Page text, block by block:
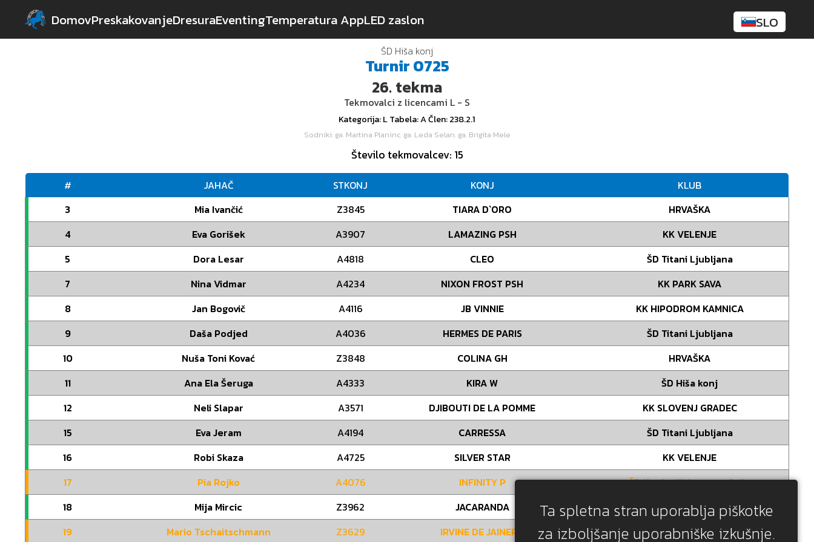
Ta spletna stran uporablja piškotke
za izboljšanje uporabniške izkušnje.
DomovPreskakovanjeDresuraEventingTemperatura AppLED zaslon SLO
ŠD Hiša konj
Turnir0725
26. tekma
Tekmovalci z licencami L - S
Kategorija: LTabela: AČlen: 238.2.1
Sodniki: ga. Martina Planinc. ga. Leda Selan. ga. Brigita Mele
Število tekmovalcev: 15
# JAHAČ STKONJ KONJ
KLUB
3
Mia Ivančić Z3845 TIARA D`ORO
HRVAŠKA
4
Eva Gorišek A3907 LAMAZING PSH
KK VELENJE
5
Dora Lesar A4818 CLEO
ŠD Titani Ljubljana
7
Nina Vidmar A4234 NIXON FROST PSH
KK PARK SAVA
8
Jan Bogovič A4116 JB VINNIE
KK HIPODROM KAMNICA
9
Daša Podjed A4036 HERMES DE PARIS
ŠD Titani Ljubljana
10
Nuša Toni Kovać Z3848 COLINA GH
HRVAŠKA
11
Ana Ela Šeruga A4333 KIRA W
ŠD Hiša konj
12
Neli Slapar A3571 DJIBOUTI DE LA POMME
KK SLOVENJ GRADEC
15
Eva Jeram A4194 CARRESSA
ŠD Titani Ljubljana
16
Robi Skaza A4725 SILVER STAR
KK VELENJE
17
Pia Rojko A4076 INFINITY P
ŠD Konjeniški center Celje
18
Mija Mircic Z3962 JACARANDA
AVSTRIJA
19
Mario Tschaitschmann Z3629 IRVINE DE JAINERO AVSTRIJA